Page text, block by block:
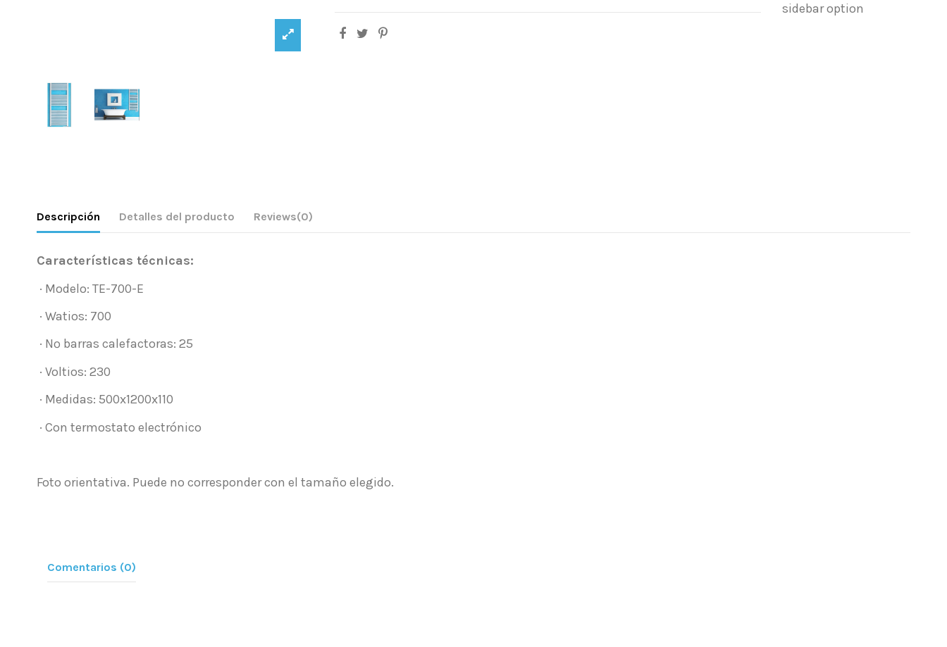
sidebar option
Descripción Detalles del producto Reviews(0)
Características técnicas:
· Modelo: TE-700-E
· Watios: 700
· Nº barras calefactoras: 25
· Voltios: 230
· Medidas: 500x1200x110
· Con termostato electrónico
Foto orientativa. Puede no corresponder con el tamaño elegido.
Comentarios (0)